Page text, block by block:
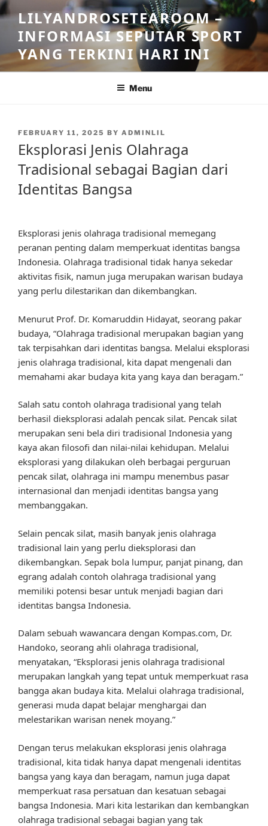
Skip
to
content
LILYANDROSETEAROOM –
INFORMASI SEPUTAR SPORT
YANG TERKINI HARI INI
Menu
POSTED
ON
FEBRUARY 11, 2025 BY ADMINLIL
Eksplorasi Jenis Olahraga
Tradisional sebagai Bagian dari
Identitas Bangsa
Eksplorasi jenis olahraga tradisional memegang
peranan penting dalam memperkuat identitas bangsa
Indonesia. Olahraga tradisional tidak hanya sekedar
aktivitas fisik, namun juga merupakan warisan budaya
yang perlu dilestarikan dan dikembangkan.
Menurut Prof. Dr. Komaruddin Hidayat, seorang pakar
budaya, “Olahraga tradisional merupakan bagian yang
tak terpisahkan dari identitas bangsa. Melalui eksplorasi
jenis olahraga tradisional, kita dapat mengenali dan
memahami akar budaya kita yang kaya dan beragam.”
Salah satu contoh olahraga tradisional yang telah
berhasil dieksplorasi adalah pencak silat. Pencak silat
merupakan seni bela diri tradisional Indonesia yang
kaya akan filosofi dan nilai-nilai kehidupan. Melalui
eksplorasi yang dilakukan oleh berbagai perguruan
pencak silat, olahraga ini mampu menembus pasar
internasional dan menjadi identitas bangsa yang
membanggakan.
Selain pencak silat, masih banyak jenis olahraga
tradisional lain yang perlu dieksplorasi dan
dikembangkan. Sepak bola lumpur, panjat pinang, dan
egrang adalah contoh olahraga tradisional yang
memiliki potensi besar untuk menjadi bagian dari
identitas bangsa Indonesia.
Dalam sebuah wawancara dengan Kompas.com, Dr.
Handoko, seorang ahli olahraga tradisional,
menyatakan, “Eksplorasi jenis olahraga tradisional
merupakan langkah yang tepat untuk memperkuat rasa
bangga akan budaya kita. Melalui olahraga tradisional,
generasi muda dapat belajar menghargai dan
melestarikan warisan nenek moyang.”
Dengan terus melakukan eksplorasi jenis olahraga
tradisional, kita tidak hanya dapat mengenali identitas
bangsa yang kaya dan beragam, namun juga dapat
memperkuat rasa persatuan dan kesatuan sebagai
bangsa Indonesia. Mari kita lestarikan dan kembangkan
olahraga tradisional sebagai bagian yang tak